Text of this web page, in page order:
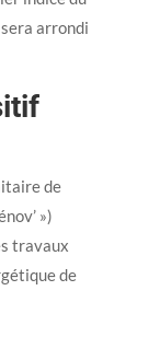
arrondi
de
»)
travaux
de